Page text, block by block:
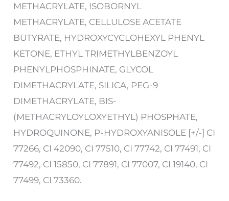
METHACRYLATE, ISOBORNYL
METHACRYLATE, CELLULOSE ACETATE
BUTYRATE, HYDROXYCYCLOHEXYL PHENYL
KETONE, ETHYL TRIMETHYLBENZOYL
PHENYLPHOSPHINATE, GLYCOL
DIMETHACRYLATE, SILICA, PEG-9
DIMETHACRYLATE, BIS-
(METHACRYLOYLOXYETHYL) PHOSPHATE,
HYDROQUINONE, P-HYDROXYANISOLE [+/-] CI
77266, CI 42090, CI 77510, CI 77742, CI 77491, CI
77492, CI 15850, CI 77891, CI 77007, CI 19140, CI
77499, CI 73360.